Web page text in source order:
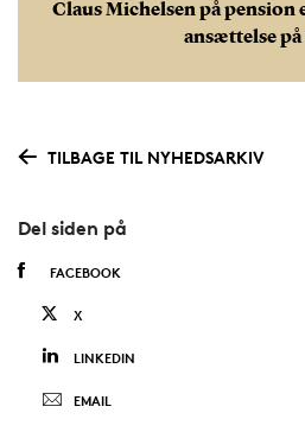
Claus Michelsen på pension
ansættelse på
TILBAGE TIL NYHEDSARKIV
Del siden på
FACEBOOK
X
LINKEDIN
EMAIL